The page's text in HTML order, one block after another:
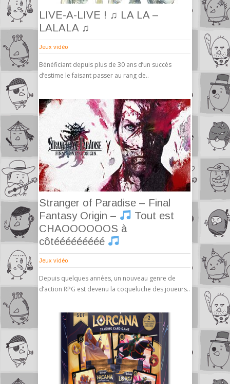
LIVE-A-LIVE ! ♫ LA LA –
LALALA ♫
Jeux vidéo
Bénéficiant depuis plus de 30 ans d’un succès
d’estime le faisant passer au rang de..
Stranger of Paradise – Final
Fantasy Origin –
Tout est
CHAOOOOOOS à
côtééééééééé
Jeux vidéo
Depuis quelques années, un nouveau genre de
d’action RPG est devenu la coqueluche des joueurs..